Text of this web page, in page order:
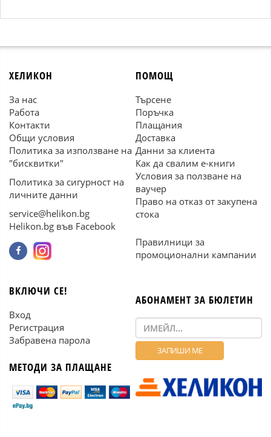
ХЕЛИКОН
За нас
Работа
Контакти
Общи условия
Политика за използване на
"бисквитки"
Политика за сигурност на
личните данни
service@helikon.bg
Helikon.bg във Facebook
ПОМОЩ
Търсене
Поръчка
Плащания
Доставка
Данни за клиента
Как да свалим е-книги
Условия за ползване на
ваучер
Право на отказ от закупена
стока
Правилници за
промоционални кампании
ВКЛЮЧИ СЕ!
Вход
Регистрация
Забравена парола
МЕТОДИ ЗА ПЛАЩАНЕ
АБОНАМЕНТ ЗА БЮЛЕТИН